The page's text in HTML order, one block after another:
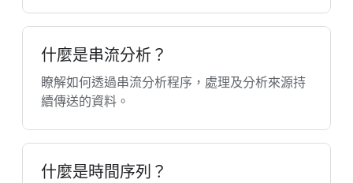
什麼是串流分析？
瞭解如何透過串流分析程序，處理及分析來源持
續傳送的資料。
什麼是時間序列？